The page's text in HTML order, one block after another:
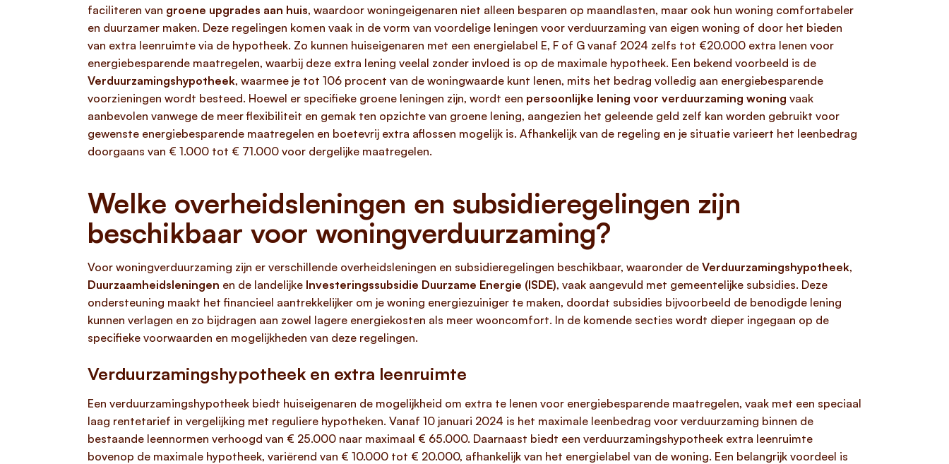
faciliteren van groene upgrades aan huis, waardoor woningeigenaren niet alleen besparen op maandlasten, maar ook hun woning comfortabeler
en duurzamer maken. Deze regelingen komen vaak in de vorm van voordelige leningen voor verduurzaming van eigen woning of door het bieden
van extra leenruimte via de hypotheek. Zo kunnen huiseigenaren met een energielabel E, F of G vanaf 2024 zelfs tot €20.000 extra lenen voor
energiebesparende maatregelen, waarbij deze extra lening veelal zonder invloed is op de maximale hypotheek. Een bekend voorbeeld is de
Verduurzamingshypotheek, waarmee je tot 106 procent van de woningwaarde kunt lenen, mits het bedrag volledig aan energiebesparende
voorzieningen wordt besteed. Hoewel er specifieke groene leningen zijn, wordt een persoonlijke lening voor verduurzaming woning vaak
aanbevolen vanwege de meer flexibiliteit en gemak ten opzichte van groene lening, aangezien het geleende geld zelf kan worden gebruikt voor
gewenste energiebesparende maatregelen en boetevrij extra aflossen mogelijk is. Afhankelijk van de regeling en je situatie varieert het leenbedrag
doorgaans van € 1.000 tot € 71.000 voor dergelijke maatregelen.
Welke overheidsleningen en subsidieregelingen zijn
beschikbaar voor woningverduurzaming?
Voor woningverduurzaming zijn er verschillende overheidsleningen en subsidieregelingen beschikbaar, waaronder de Verduurzamingshypotheek,
Duurzaamheidsleningen en de landelijke Investeringssubsidie Duurzame Energie (ISDE), vaak aangevuld met gemeentelijke subsidies. Deze
ondersteuning maakt het financieel aantrekkelijker om je woning energiezuiniger te maken, doordat subsidies bijvoorbeeld de benodigde lening
kunnen verlagen en zo bijdragen aan zowel lagere energiekosten als meer wooncomfort. In de komende secties wordt dieper ingegaan op de
specifieke voorwaarden en mogelijkheden van deze regelingen.
Verduurzamingshypotheek en extra leenruimte
Een verduurzamingshypotheek biedt huiseigenaren de mogelijkheid om extra te lenen voor energiebesparende maatregelen, vaak met een speciaal
laag rentetarief in vergelijking met reguliere hypotheken. Vanaf 10 januari 2024 is het maximale leenbedrag voor verduurzaming binnen de
bestaande leennormen verhoogd van € 25.000 naar maximaal € 65.000. Daarnaast biedt een verduurzamingshypotheek extra leenruimte
bovenop de maximale hypotheek, variërend van € 10.000 tot € 20.000, afhankelijk van het energielabel van de woning. Een belangrijk voordeel is